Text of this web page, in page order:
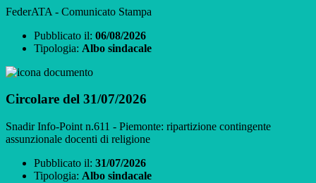
FederATA - Comunicato Stampa
Pubblicato il: 06/08/2026
Tipologia: Albo sindacale
Circolare del 31/07/2026
Snadir Info-Point n.611 - Piemonte: ripartizione contingente
assunzionale docenti di religione
Pubblicato il: 31/07/2026
Tipologia: Albo sindacale